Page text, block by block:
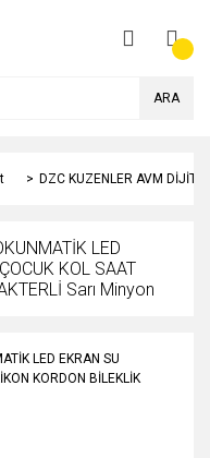
ARA
DZC KUZENLER AVM
LED
KOL SAAT
Sarı Minyon